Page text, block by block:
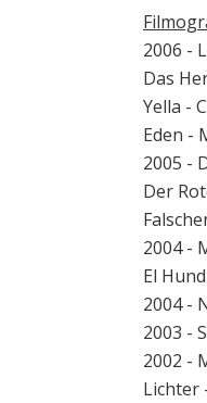
2006 -
Das
Yella -
Eden -
2005 -
Der
2004 -
El
2004 -
2003 -
2002 -
Lichter